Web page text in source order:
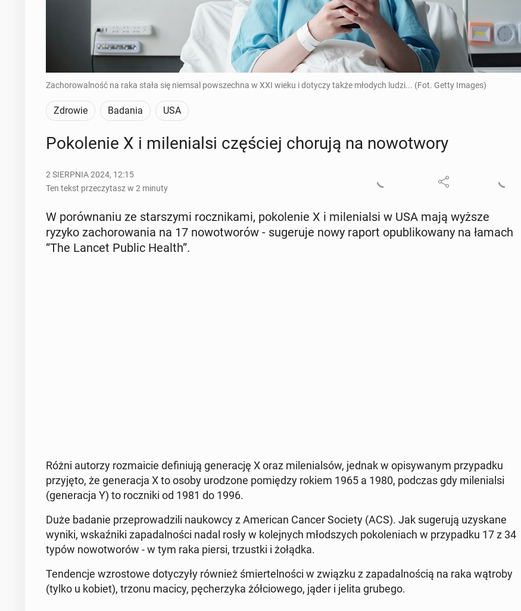
Zachorowalność na raka stała się niemsal powszechna w XXI wieku i dotyczy także młodych ludzi... (Fot. Getty Images)
Zdrowie Badania USA
Po­ko­le­nie X i mi­le­nial­si czę­ściej chorują na no­wo­two­ry
2 SIERPNIA 2024, 12:15
Ten tekst przeczytasz w 2 minuty
W po­rów­na­niu ze star­szy­mi rocz­ni­ka­mi, po­ko­le­nie X i mi­le­nial­si w USA mają wyższe
ryzyko za­cho­ro­wa­nia na 17 no­wo­two­rów - su­ge­ru­je nowy raport opu­bli­ko­wa­ny na łamach
“The Lancet Public Health”.
Różni autorzy roz­ma­icie de­fi­niu­ją ge­ne­ra­cję X oraz mi­le­nial­sów, jednak w opi­sy­wa­nym przy­pad­ku
przy­ję­to, że ge­ne­ra­cja X to osoby uro­dzo­ne po­mię­dzy rokiem 1965 a 1980, podczas gdy mi­le­nial­si
(ge­ne­ra­cja Y) to rocz­ni­ki od 1981 do 1996.
Duże badanie prze­pro­wa­dzi­li na­ukow­cy z Ame­ri­can Cancer Society (ACS). Jak su­ge­ru­ją uzy­ska­ne
wyniki, wskaź­ni­ki za­pa­dal­no­ści nadal rosły w ko­lej­nych młod­szych po­ko­le­niach w przy­pad­ku 17 z 34
typów no­wo­two­rów - w tym raka piersi, trzust­ki i żołądka.
Ten­den­cje wzro­sto­we do­ty­czy­ły również śmier­tel­no­ści w związku z za­pa­dal­no­ścią na raka wątroby
(tylko u kobiet), trzonu macicy, pę­che­rzy­ka żół­cio­we­go, jąder i jelita grubego.